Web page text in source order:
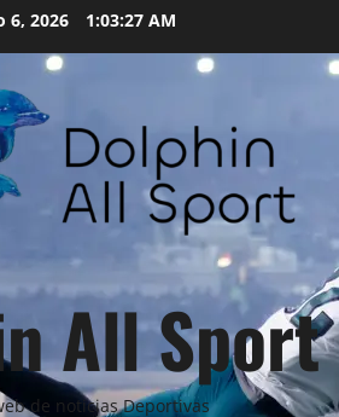
6, 2026 1:03:28 AM
All Sport
de noticias Deportivas